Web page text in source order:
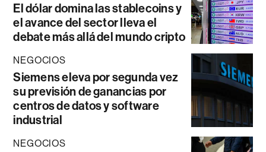
El dólar domina las stablecoins y
el avance del sector lleva el
debate más allá del mundo cripto
NEGOCIOS
Siemens eleva por segunda vez
su previsión de ganancias por
centros de datos y software
industrial
NEGOCIOS